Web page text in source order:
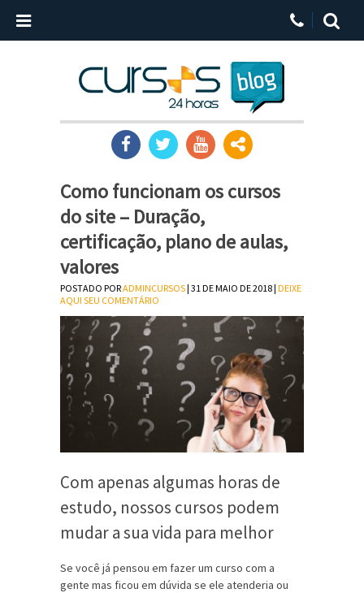
Como funcionam os cursos
do site – Duração,
certificação, plano de aulas,
valores
POSTADO PORADMINCURSOS| 31 DE MAIO DE 2018 | DEIXE
AQUI SEU COMENTÁRIO
Com apenas algumas horas de
estudo, nossos cursos podem
mudar a sua vida para melhor
Se você já pensou em fazer um curso com a
gente mas ficou em dúvida se ele atenderia ou